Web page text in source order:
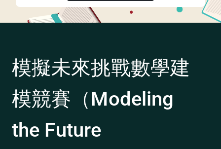
模擬未來挑戰數學建
模競賽（Modeling
the Future